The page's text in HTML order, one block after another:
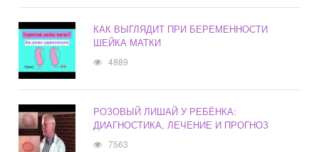
КАК ВЫГЛЯДИТ ПРИ БЕРЕМЕННОСТИ
ШЕЙКА МАТКИ
4889
РОЗОВЫЙ ЛИШАЙ У РЕБЁНКА:
ДИАГНОСТИКА, ЛЕЧЕНИЕ И ПРОГНОЗ
7563